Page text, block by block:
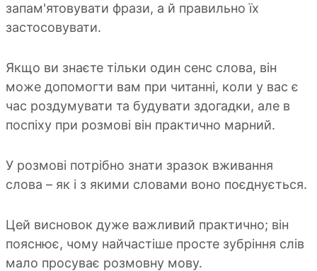
запам'ятовувати фрази, а й правильно їх
застосовувати.
Якщо ви знаєте тільки один сенс слова, він
може допомогти вам при читанні, коли у вас є
час роздумувати та будувати здогадки, але в
поспіху при розмові він практично марний.
У розмові потрібно знати зразок вживання
слова – як і з якими словами воно поєднується.
Цей висновок дуже важливий практично; він
пояснює, чому найчастіше просте зубріння слів
мало просуває розмовну мову.